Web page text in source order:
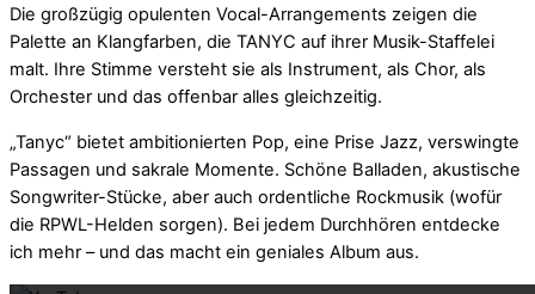
Die großzügig opulenten Vocal-Arrangements zeigen die
Palette an Klangfarben, die TANYC auf ihrer Musik-Staffelei
malt. Ihre Stimme versteht sie als Instrument, als Chor, als
Orchester und das offenbar alles gleichzeitig.
„Tanyc“ bietet ambitionierten Pop, eine Prise Jazz, verswingte
Passagen und sakrale Momente. Schöne Balladen, akustische
Songwriter-Stücke, aber auch ordentliche Rockmusik (wofür
die RPWL-Helden sorgen). Bei jedem Durchhören entdecke
ich mehr – und das macht ein geniales Album aus.
Mit dem